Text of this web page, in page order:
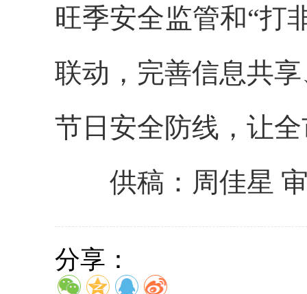
旺季安全监管和“打
联动，完善信息共
节日安全防线，让
供稿：周佳星
分享：